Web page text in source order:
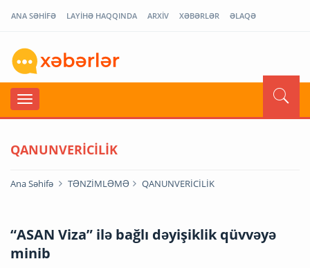
ANA SƏHİFƏ LAYİHƏ HAQQINDA ARXİV XƏBƏRLƏR ƏLAQƏ
QANUNVERİCİLİK
Ana Səhifə TƏNZİMLƏMƏ QANUNVERİCİLİK
“ASAN Viza” ilə bağlı dəyişiklik qüvvəyə
minib